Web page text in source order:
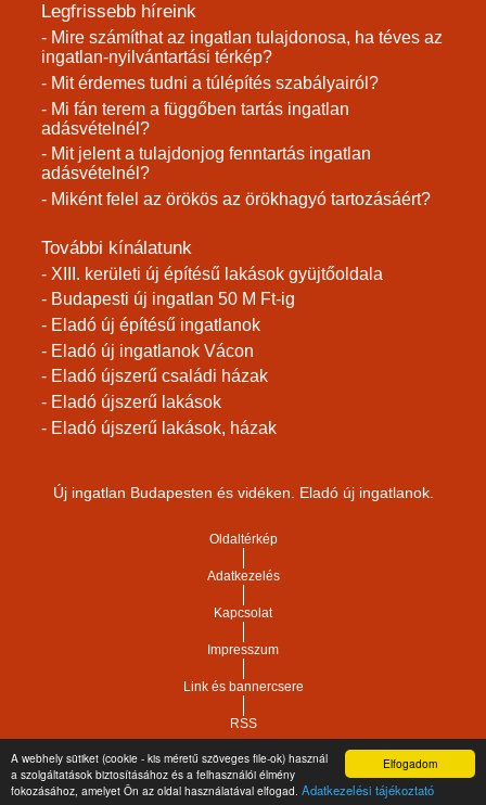
Elfogadom
A webhely sütiket (cookie - kis méretű szöveges file-ok) használ
a szolgáltatások biztosításához és a felhasználói élmény
fokozásához, amelyet Ön az oldal használatával elfogad. Adatkezelési tájékoztató
Legfrissebb híreink
- Mire számíthat az ingatlan tulajdonosa, ha téves az
ingatlan-nyilvántartási térkép?
- Mit érdemes tudni a túlépítés szabályairól?
- Mi fán terem a függőben tartás ingatlan
adásvételnél?
- Mit jelent a tulajdonjog fenntartás ingatlan
adásvételnél?
- Miként felel az örökös az örökhagyó tartozásáért?
További kínálatunk
- XIII. kerületi új építésű lakások gyüjtőoldala
- Budapesti új ingatlan 50 M Ft-ig
- Eladó új építésű ingatlanok
- Eladó új ingatlanok Vácon
- Eladó újszerű családi házak
- Eladó újszerű lakások
- Eladó újszerű lakások, házak
Új ingatlan Budapesten és vidéken. Eladó új ingatlanok.
Oldaltérkép
Adatkezelés
Kapcsolat
Impresszum
Link és bannercsere
RSS
Copyright © 2021.Vár-Köz Kft. - Ingatlan nyilvántartó, ügyviteli és
adminisztrációs szoftver